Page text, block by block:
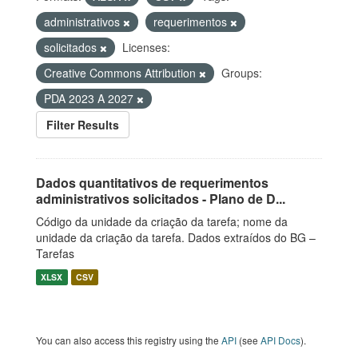
administrativos
requerimentos
solicitados
Licenses:
Creative Commons Attribution
Groups:
PDA 2023 A 2027
Filter Results
Dados quantitativos de requerimentos
administrativos solicitados - Plano de D...
Código da unidade da criação da tarefa; nome da
unidade da criação da tarefa. Dados extraídos do BG –
Tarefas
XLSX CSV
You can also access this registry using the API (see API Docs).